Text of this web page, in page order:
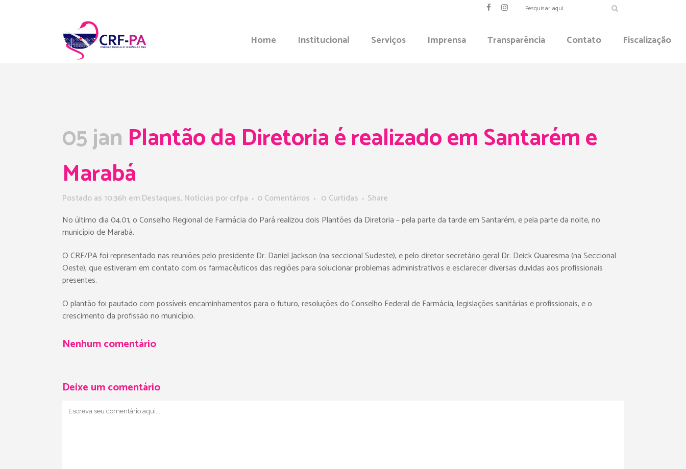
Home Institucional Serviços Imprensa Transparência Contato Fiscalização
05 jan Plantão da Diretoria é realizado em Santarém e
Marabá
Postado as 10:36h emDestaques, Notícias porcrfpa 0 Comentários 0 Curtidas
Share
No último dia 04.01, o Conselho Regional de Farmácia do Pará realizou dois Plantões da Diretoria – pela parte da tarde em Santarém, e pela parte da noite, no
município de Marabá.
O CRF/PA foi representado nas reuniões pelo presidente Dr. Daniel Jackson (na seccional Sudeste), e pelo diretor secretário geral Dr. Deick Quaresma (na Seccional
Oeste), que estiveram em contato com os farmacêuticos das regiões para solucionar problemas administrativos e esclarecer diversas duvidas aos profissionais
presentes.
O plantão foi pautado com possíveis encaminhamentos para o futuro, resoluções do Conselho Federal de Farmácia, legislações sanitárias e profissionais, e o
crescimento da profissão no município.
Nenhum comentário
Deixe um comentário